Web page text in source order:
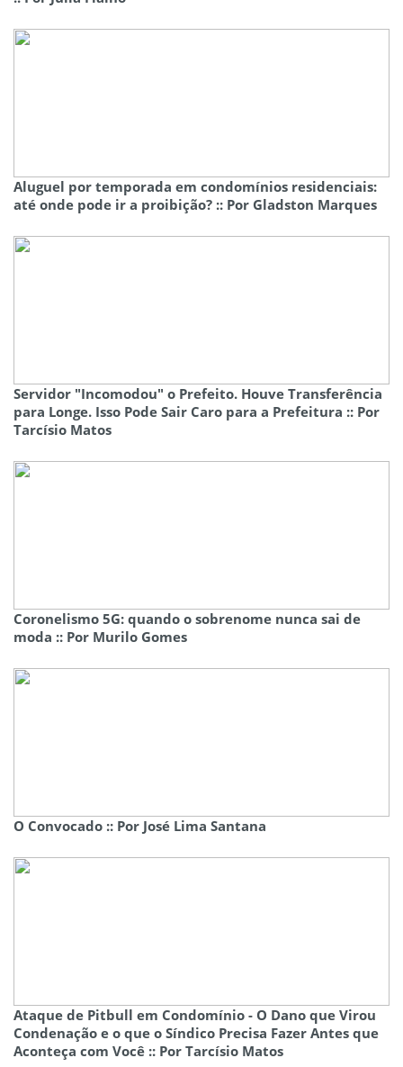
Aluguel por temporada em condomínios residenciais:
até onde pode ir a proibição? :: Por Gladston Marques
Servidor "Incomodou" o Prefeito. Houve Transferência
para Longe. Isso Pode Sair Caro para a Prefeitura :: Por
Tarcísio Matos
Coronelismo 5G: quando o sobrenome nunca sai de
moda :: Por Murilo Gomes
O Convocado :: Por José Lima Santana
Ataque de Pitbull em Condomínio - O Dano que Virou
Condenação e o que o Síndico Precisa Fazer Antes que
Aconteça com Você :: Por Tarcísio Matos